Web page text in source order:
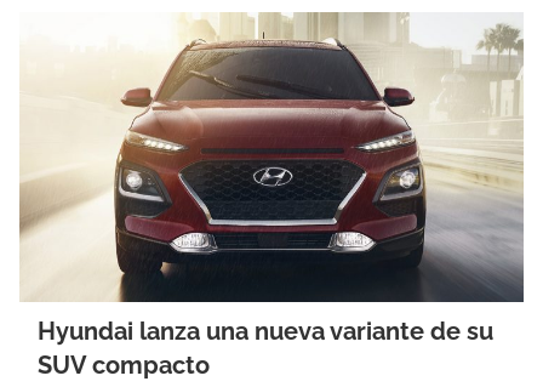
Hyundai lanza una nueva variante de su
SUV compacto